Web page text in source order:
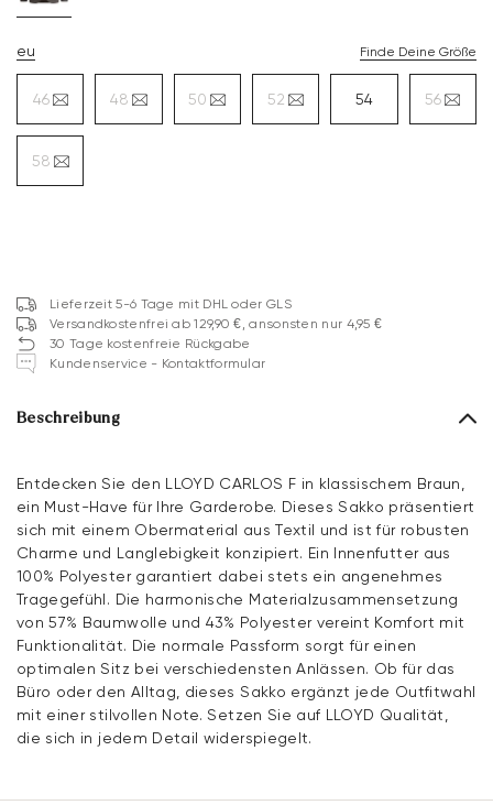
eu Finde Deine Größe
46 48 50 52 54 56
58
Lieferzeit 5-6 Tage mit DHL oder GLS
Versandkostenfrei ab 129,90 €, ansonsten nur 4,95 €
30 Tage kostenfreie Rückgabe
Kundenservice - Kontaktformular
Beschreibung
Entdecken Sie den LLOYD CARLOS F in klassischem Braun,
ein Must-Have für Ihre Garderobe. Dieses Sakko präsentiert
sich mit einem Obermaterial aus Textil und ist für robusten
Charme und Langlebigkeit konzipiert. Ein Innenfutter aus
100% Polyester garantiert dabei stets ein angenehmes
Tragegefühl. Die harmonische Materialzusammensetzung
von 57% Baumwolle und 43% Polyester vereint Komfort mit
Funktionalität. Die normale Passform sorgt für einen
optimalen Sitz bei verschiedensten Anlässen. Ob für das
Büro oder den Alltag, dieses Sakko ergänzt jede Outfitwahl
mit einer stilvollen Note. Setzen Sie auf LLOYD Qualität,
die sich in jedem Detail widerspiegelt.